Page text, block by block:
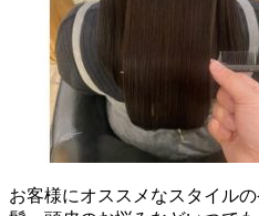
お客様にオススメなスタイル